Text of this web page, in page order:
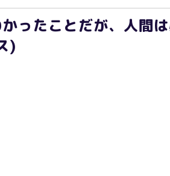
ったことだが、人間
)